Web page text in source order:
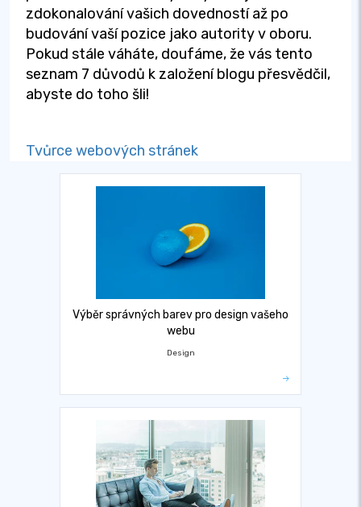
zdokonalování vašich dovedností až po
budování vaší pozice jako autority v oboru.
Pokud stále váháte, doufáme, že vás tento
seznam 7 důvodů k založení blogu přesvědčil,
abyste do toho šli!
Tvůrce webových stránek
Výběr správných barev pro design vašeho
webu
Design